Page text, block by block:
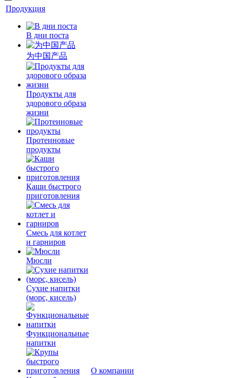
Продукция
В дни поста
为中国产品
Продукты для
здорового образа
жизни
Протеиновые
продукты
Каши быстрого
приготовления
Смесь для котлет
и гарниров
Мюсли
Сухие напитки
(морс, кисель)
Функциональные
напитки
О компании